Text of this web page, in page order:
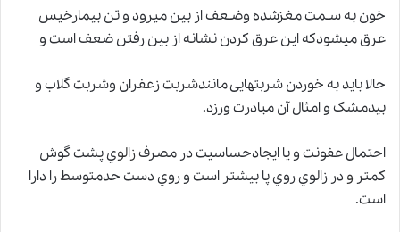
خون به سـمت مغزشده وضـعف از بین میرود و تن بیمارخیس
عرق میشودکه این عرق کردن نشانه از بین رفتن ضعف است و
حالا باید به خوردن شربتهایی مانندشربت زعفران وشربت گلاب و
بیدمشک و امثال آن مبادرت ورزد.
احتمال عفونت و یا ایجادحساسیت در مصرفزالوي پشت گوش
کمتر ودر زالوي روي پا بیشتر است و روي دست حدمتوسط را دارا
است.